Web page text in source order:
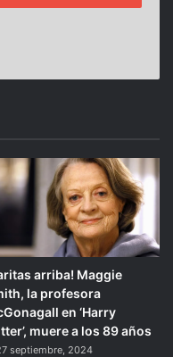
arriba! Maggie
la profesora
en ‘Harry
muere a los 89 años
septiembre, 2024